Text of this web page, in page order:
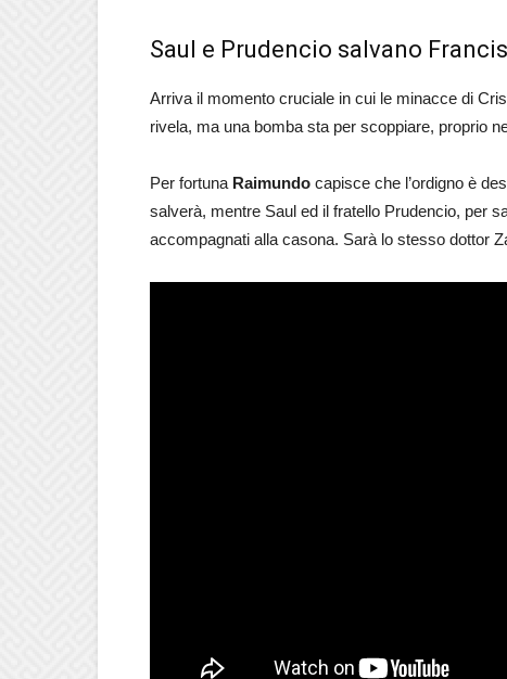
Saul e Prudencio salvano
Arriva il momento cruciale in cui le minacce di
rivela, ma una bomba sta per scoppiare, proprio
Per fortuna Raimundo capisce che l’ordigno è
salverà, mentre Saul ed il fratello Prudencio, per
accompagnati alla casona. Sarà lo stesso dottor